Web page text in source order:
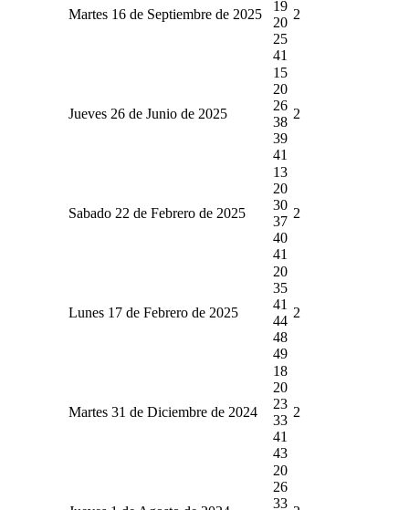
Martes 16 de Septiembre de 2025
19
20
25
41
2
Jueves 26 de Junio de 2025
15
20
26
38
39
41
2
Sabado 22 de Febrero de 2025
13
20
30
37
40
41
2
Lunes 17 de Febrero de 2025
20
35
41
44
48
49
2
Martes 31 de Diciembre de 2024
18
20
23
33
41
43
2
20
26
33